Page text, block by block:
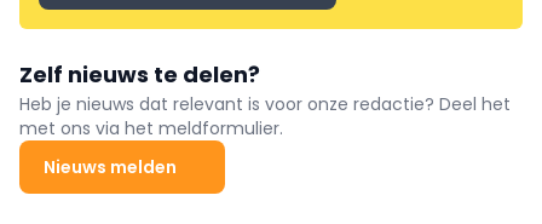
Zelf nieuws te delen?
Heb je nieuws dat relevant is voor onze redactie? Deel het
met ons via het meldformulier.
Nieuws melden